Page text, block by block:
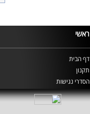
ראשי
דף הבית
תקנון
הסדרי נגישות